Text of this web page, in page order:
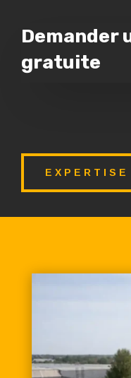
Demander
gratuite